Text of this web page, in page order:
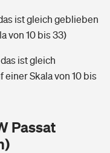
Haus?
ich im Alter?
ist gleich geblieben
von 10 bis 33)
das ist gleich
Skala von 10 bis
Passat